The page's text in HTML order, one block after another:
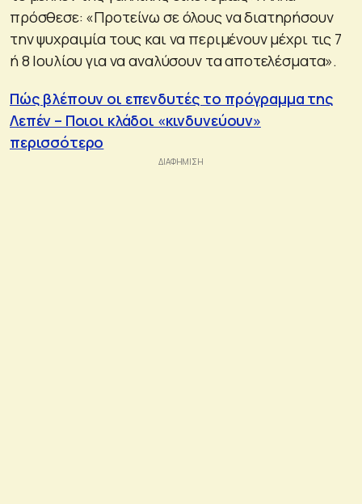
πρόσθεσε: «Προτείνω σε όλους να διατηρήσουν
την ψυχραιμία τους και να περιμένουν μέχρι τις 7
ή 8 Ιουλίου για να αναλύσουν τα αποτελέσματα».
Πώς βλέπουν οι επενδυτές το πρόγραμμα της
Λεπέν – Ποιοι κλάδοι «κινδυνεύουν»
περισσότερο